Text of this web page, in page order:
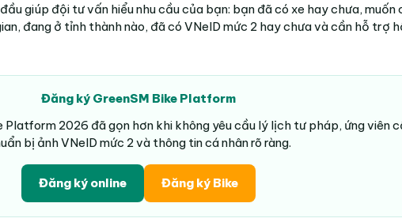
giúp đội tư vấn hiểu nhu cầu của bạn: bạn đã có xe hay chưa, muốn
đang ở tỉnh thành nào, đã có VNeID mức 2 hay chưa và cần hỗ trợ
Đăng ký GreenSM Bike Platform
Platform 2026 đã gọn hơn khi không yêu cầu lý lịch tư pháp, ứng viên
bị ảnh VNeID mức 2 và thông tin cá nhân rõ ràng.
Đăng ký online Đăng ký Bike